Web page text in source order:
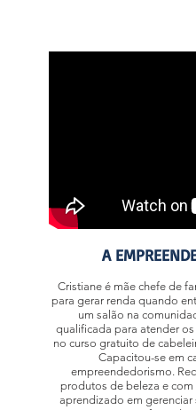
A
Cristiane é mãe chefe de
para gerar renda quando
um salão na
qualificada para atender
no curso gratuito de
Capacitou-se em
empreendedorismo.
produtos de beleza e
aprendizado em